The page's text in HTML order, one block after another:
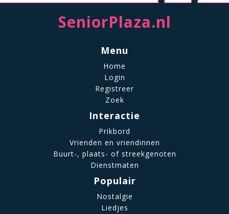
SeniorPlaza.nl
Menu
Home
Login
Registreer
Zoek
Interactie
Prikbord
Vrienden en vriendinnen
Buurt-, plaats- of streekgenoten
Dienstmaten
Populair
Nostalgie
Liedjes